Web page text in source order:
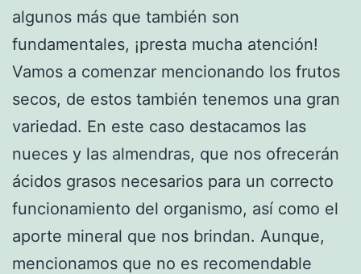
algunos más que también son
fundamentales, ¡presta mucha atención!
Vamos a comenzar mencionando los frutos
secos, de estos también tenemos una gran
variedad. En este caso destacamos las
nueces y las almendras, que nos ofrecerán
ácidos grasos necesarios para un correcto
funcionamiento del organismo, así como el
aporte mineral que nos brindan. Aunque,
mencionamos que no es recomendable